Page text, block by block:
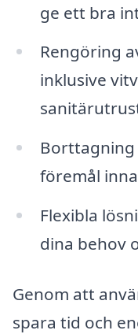
ge ett bra
Rengöring
inklusive
Borttagning
föremål
Flexibla
dina behov
Genom att
spara tid och